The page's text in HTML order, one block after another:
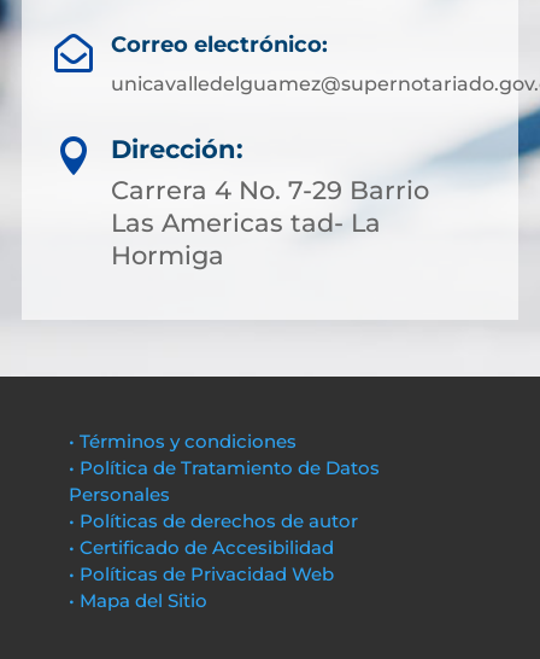
 Correo electrónico:

Dirección:
Carrera 4 No. 7-29 Barrio
Las Americas tad- La
Hormiga
• Términos y condiciones
• Política de Tratamiento de Datos
Personales
• Políticas de derechos de autor
• Certificado de Accesibilidad
• Políticas de Privacidad Web
• Mapa del Sitio